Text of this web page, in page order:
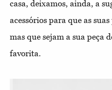
casa, deixamos, ainda, a
acessórios para que as
mas que sejam a sua peça
favorita.